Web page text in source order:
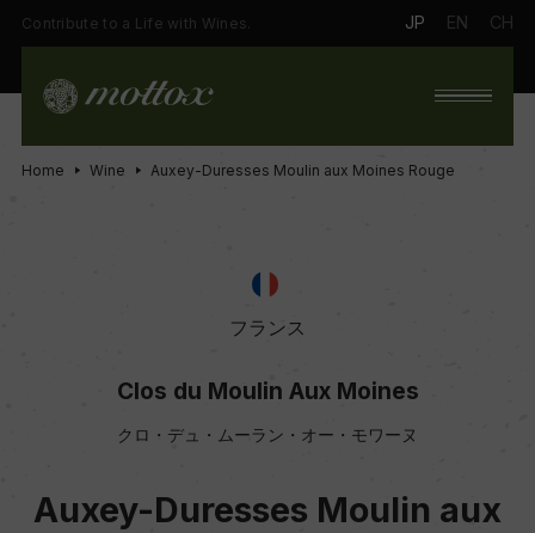
Contribute to a Life with Wines. JP EN CH
Home Wine Auxey-Duresses Moulin aux Moines Rouge
フランス
Clos du Moulin Aux Moines
クロ・デュ・ムーラン・オー・モワーヌ
Auxey-Duresses Moulin aux